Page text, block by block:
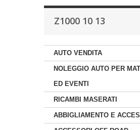
Z1000 10 13
AUTO VENDITA
NOLEGGIO AUTO PER
ED EVENTI
RICAMBI MASERATI
ABBIGLIAMENTO E